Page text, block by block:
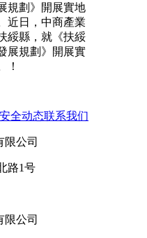
規劃》開展實地
近日，中商產業
綏縣，就《扶綏
展規劃》開展實
！
全动态联系我们
限公司
路1号
限公司